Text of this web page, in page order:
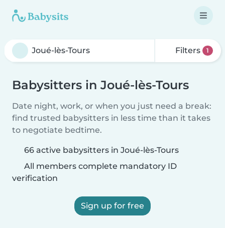
Filters 1
Babysitters in Joué-lès-Tours
Date night, work, or when you just need a break:
find trusted babysitters in less time than it takes
to negotiate bedtime.
66 active babysitters in Joué-lès-Tours
All members complete mandatory ID
verification
Sign up for free